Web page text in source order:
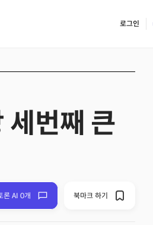
로그인
세번째 큰
론 AI 0개 북마크 하기